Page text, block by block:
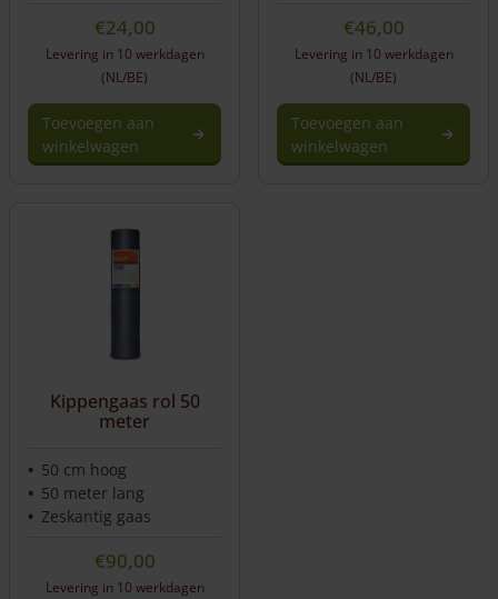
€24,00
Levering in 10 werkdagen
(NL/BE)
Toevoegen aan
winkelwagen
€46,00
Levering in 10 werkdagen
(NL/BE)
Toevoegen aan
winkelwagen
Kippengaas rol 50
meter
50 cm hoog
50 meter lang
Zeskantig gaas
€90,00
Levering in 10 werkdagen